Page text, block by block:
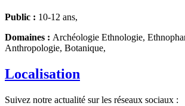
Public : 10-12 ans,
Domaines : Archéologie Ethnologie,
Anthropologie, Botanique,
Localisation
Suivez notre actualité sur les réseaux sociaux :